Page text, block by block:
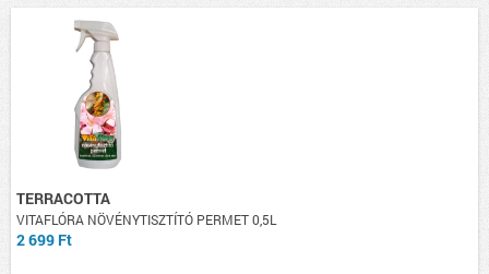
TERRACOTTA
VITAFLÓRA NÖVÉNYTISZTÍTÓ PERMET 0,5L
2 699 Ft